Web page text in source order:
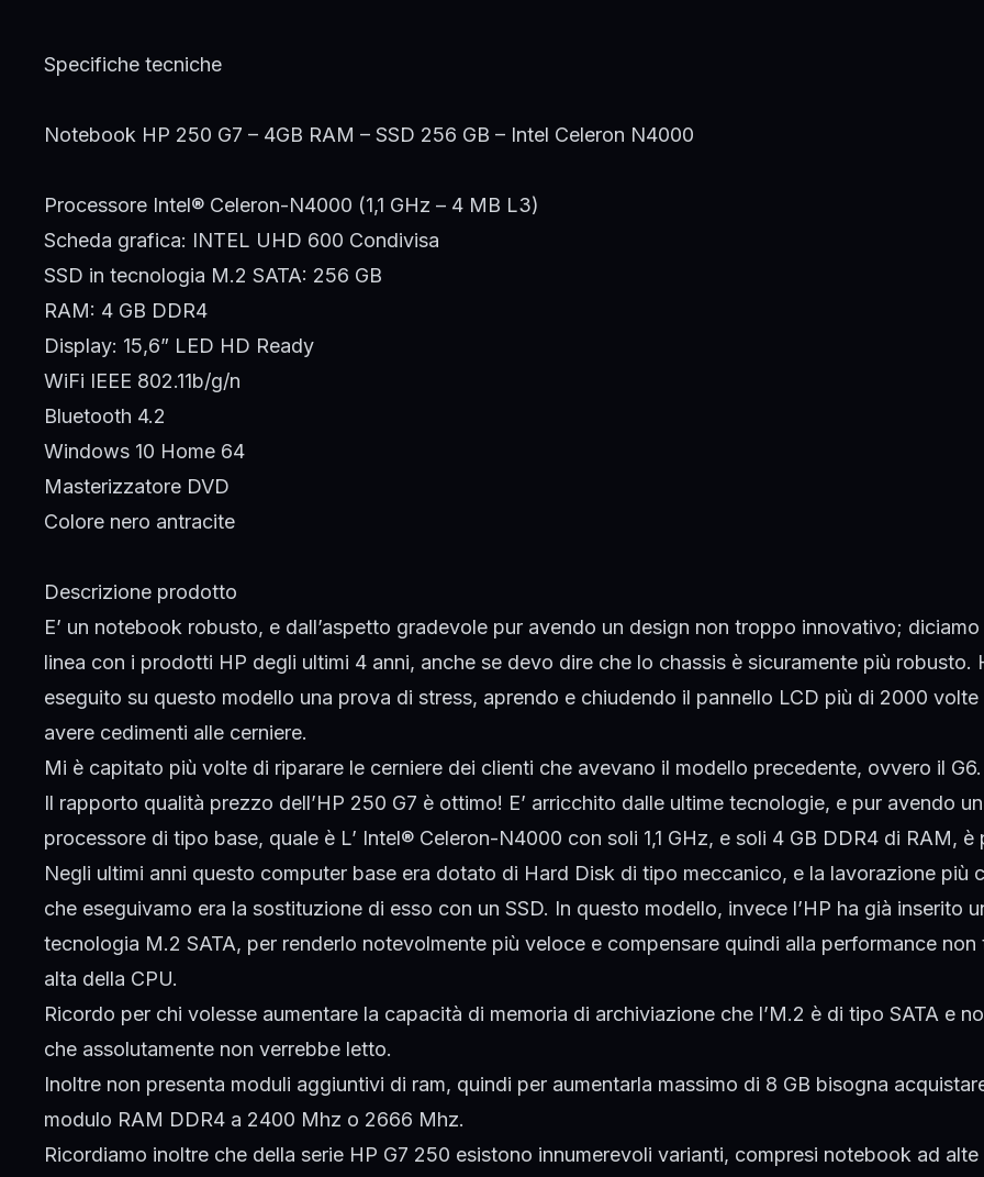
Specifiche tecniche
Notebook HP 250 G7 – 4GB RAM – SSD 256 GB – Intel Celeron N4000
Processore Intel® Celeron-N4000 (1,1 GHz – 4 MB L3)
Scheda grafica: INTEL UHD 600 Condivisa
SSD in tecnologia M.2 SATA: 256 GB
RAM: 4 GB DDR4
Display: 15,6” LED HD Ready
WiFi IEEE 802.11b/g/n
Bluetooth 4.2
Windows 10 Home 64
Masterizzatore DVD
Colore nero antracite
Descrizione prodotto
E’ un notebook robusto, e dall’aspetto gradevole pur avendo un design non troppo innovativo; diciamo
linea con i prodotti HP degli ultimi 4 anni, anche se devo dire che lo chassis è sicuramente più robusto.
eseguito su questo modello una prova di stress, aprendo e chiudendo il pannello LCD più di 2000 volte
avere cedimenti alle cerniere.
Mi è capitato più volte di riparare le cerniere dei clienti che avevano il modello precedente, ovvero il G6.
Il rapporto qualità prezzo dell’HP 250 G7 è ottimo! E’ arricchito dalle ultime tecnologie, e pur avendo un
processore di tipo base, quale è L’ Intel® Celeron-N4000 con soli 1,1 GHz, e soli 4 GB DDR4 di RAM, è
Negli ultimi anni questo computer base era dotato di Hard Disk di tipo meccanico, e la lavorazione più
che eseguivamo era la sostituzione di esso con un SSD. In questo modello, invece l’HP ha già inserito
tecnologia M.2 SATA, per renderlo notevolmente più veloce e compensare quindi alla performance non
alta della CPU.
Ricordo per chi volesse aumentare la capacità di memoria di archiviazione che l’M.2 è di tipo SATA e
che assolutamente non verrebbe letto.
Inoltre non presenta moduli aggiuntivi di ram, quindi per aumentarla massimo di 8 GB bisogna
modulo RAM DDR4 a 2400 Mhz o 2666 Mhz.
Ricordiamo inoltre che della serie HP G7 250 esistono innumerevoli varianti, compresi notebook ad alte